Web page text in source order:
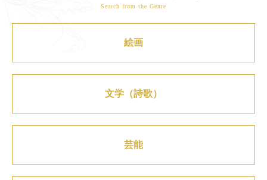
Search from the Genre
絵画
文学（詩歌）
芸能